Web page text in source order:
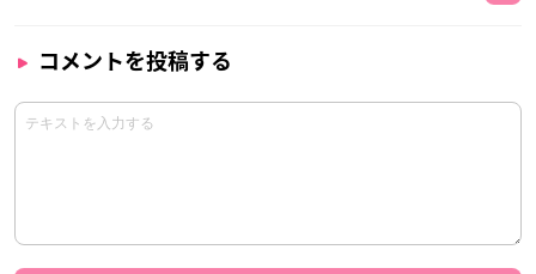
コメントを投稿する